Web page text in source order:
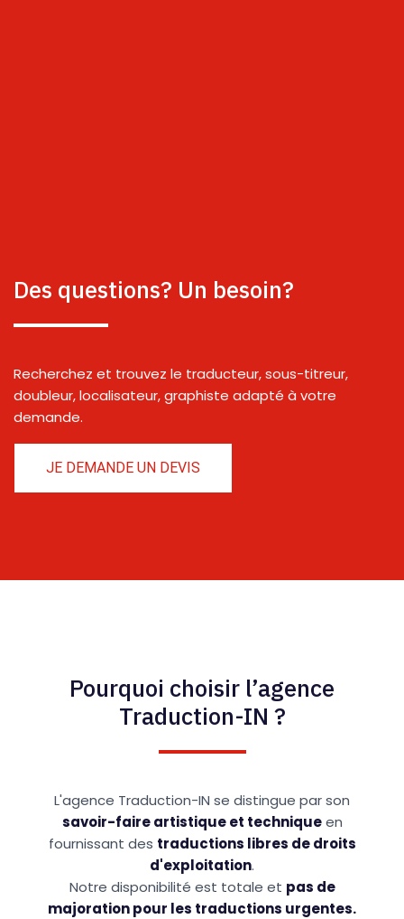
Des questions? Un besoin?
Recherchez et trouvez le traducteur, sous-titreur,
doubleur, localisateur, graphiste adapté à votre
demande.
JE DEMANDE UN DEVIS
Pourquoi choisir l’agence
Traduction-IN ?
L'agence Traduction-IN se distingue par son
savoir-faire artistique et techniqueen
fournissant des traductions libres de droits
d'exploitation.
Notre disponibilité est totale et pas de
majoration pour les traductions urgentes.